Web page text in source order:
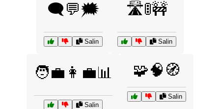
🗨️💬🗯️
Salin
🛣️🚦🚧
Salin
🧑‍💼👩‍💼📊
Salin
🧩🧠🧭
Salin